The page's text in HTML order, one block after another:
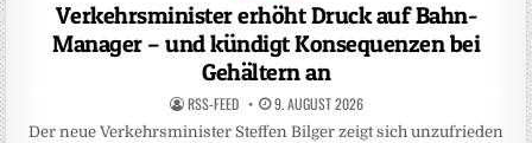
Verkehrsminister erhöht Druck auf Bahn-
Manager – und kündigt Konsequenzen bei
Gehältern an
RSS-FEED 9. AUGUST 2026
Der neue Verkehrsminister Steffen Bilger zeigt sich unzufrieden